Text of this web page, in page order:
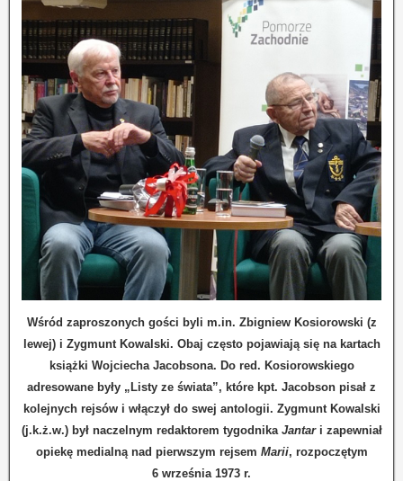
Wśród zaproszonych gości byli m.in. Zbigniew Kosiorowski (z
lewej) i Zygmunt Kowalski. Obaj często pojawiają się na kartach
książki Wojciecha Jacobsona. Do red. Kosiorowskiego
adresowane były „Listy ze świata”, które kpt. Jacobson pisał z
kolejnych rejsów i włączył do swej antologii. Zygmunt Kowalski
(j.k.ż.w.) był naczelnym redaktorem tygodnika Jantari zapewniał
opiekę medialną nad pierwszym rejsem Marii, rozpoczętym
6 września 1973 r.